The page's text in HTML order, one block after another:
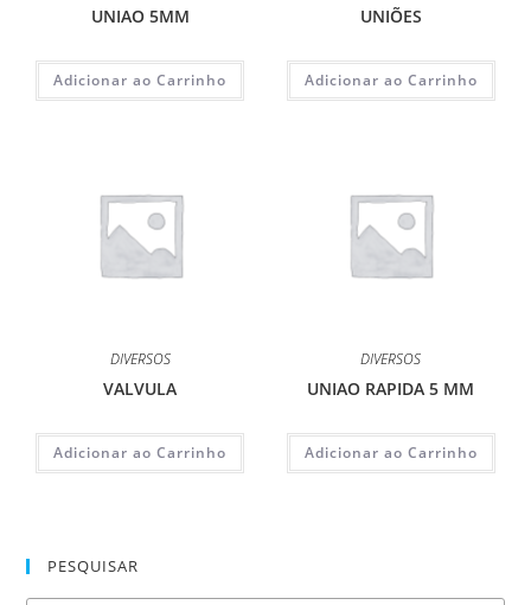
UNIAO 5MM
Adicionar ao Carrinho
UNIÕES
Adicionar ao Carrinho
DIVERSOS
VALVULA
Adicionar ao Carrinho
DIVERSOS
UNIAO RAPIDA 5 MM
Adicionar ao Carrinho
PESQUISAR